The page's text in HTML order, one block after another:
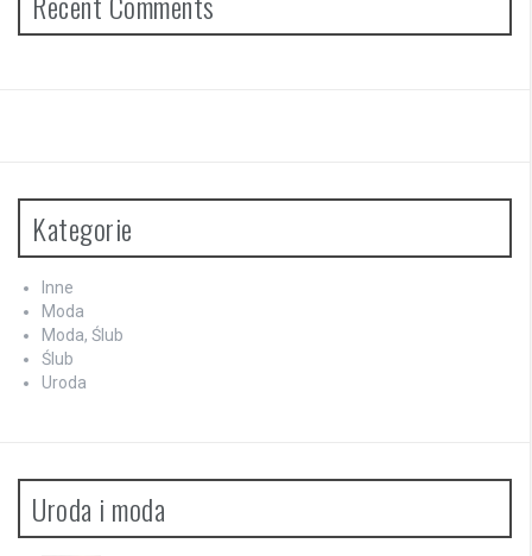
Kategorie
Inne
Moda
Moda, Ślub
Ślub
Uroda
Uroda i moda